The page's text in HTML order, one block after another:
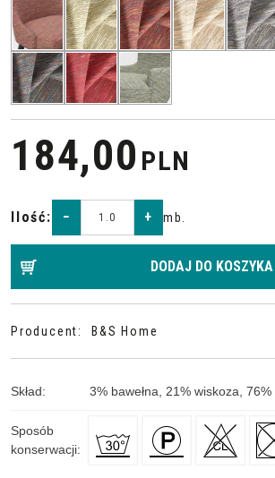
184,00 PLN
Ilość: − + mb.
DODAJ DO KOSZYKA
Producent: B&S Home
Skład: 3% bawełna, 21% wiskoza, 76%
Sposób
konserwacji: